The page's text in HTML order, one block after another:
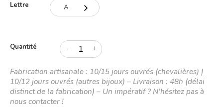
Lettre A
B
D
Quantité - +
Fabrication artisanale : 10/15 jours ouvrés (chevalières) |
10/12 jours ouvrés (autres bijoux) – Livraison : 48h (délai
distinct de la fabrication) – Un impératif ? N’hésitez pas à
nous contacter !